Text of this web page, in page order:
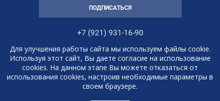
ПОДПИСАТЬСЯ
+7 (921) 931-16-90
Консьерж-служба 'Билетовед'
2013 - 2026 © СПб
Для улучшения работы сайта мы используем файлы cookie.
Используя этот сайт, Вы даете согласие на использование
cookies. На данном этапе Вы можете отказаться от
использования cookies, настроив необходимые параметры в
своем браузере.